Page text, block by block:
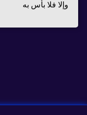
وإلا فلا بأس به